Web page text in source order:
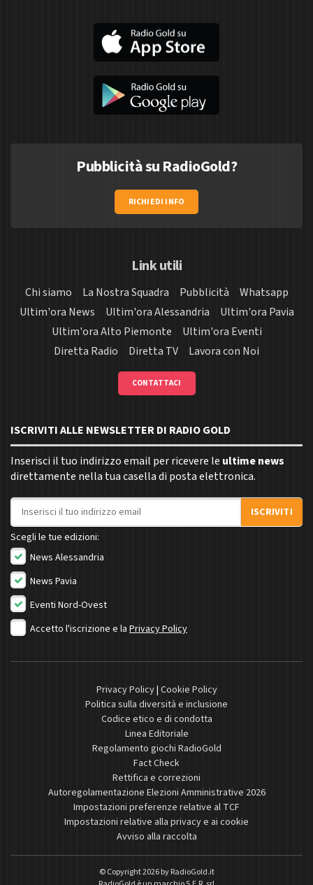
Pubblicità su RadioGold?
RICHIEDI INFO
Link utili
Chi siamo La Nostra Squadra Pubblicità
Whatsapp
Ultim'ora News
Ultim'ora Alessandria
Ultim'ora Pavia
Ultim'ora Alto Piemonte
Ultim'ora Eventi
Diretta Radio
Diretta TV Lavora con Noi
CONTATTACI
ISCRIVITI ALLE NEWSLETTER DI RADIO GOLD
Inserisci il tuo indirizzo email per ricevere le ultime news
direttamente nella tua casella di posta elettronica.
Indirizzo email
ISCRIVITI
Scegli le tue edizioni:
News Alessandria
News Pavia
Eventi Nord-Ovest
Accetto l'iscrizione e la Privacy Policy
Privacy Policy| Cookie Policy
Politica sulla diversità e inclusione
Codice etico e di condotta
Linea Editoriale
Regolamento giochi RadioGold
Fact Check
Rettifica e correzioni
Autoregolamentazione Elezioni Amministrative 2026
Impostazioni preferenze relative al TCF
Impostazioni relative alla privacy e ai cookie
Avviso alla raccolta
© Copyright 2026 byRadioGold.it